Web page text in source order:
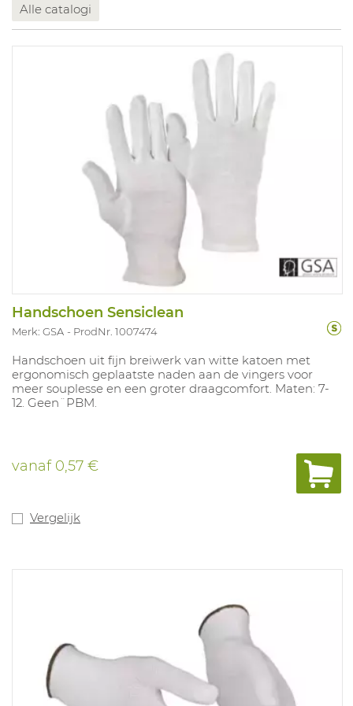
Alle catalogi
Handschoen Sensiclean
Merk: GSA ProdNr. 1007474
Handschoen uit fijn breiwerk van witte katoen met
ergonomisch geplaatste naden aan de vingers voor
meer souplesse en een groter draagcomfort. Maten: 7-
12. Geen¨PBM.
vanaf0,57 €
Vergelijk